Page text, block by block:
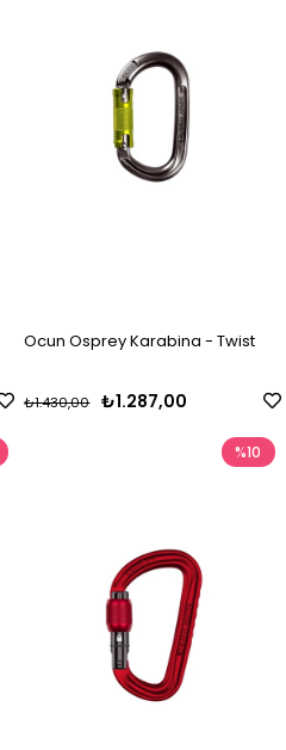
Ocun Osprey Karabina - Twist
₺1.287,00
₺1.430,00
%10